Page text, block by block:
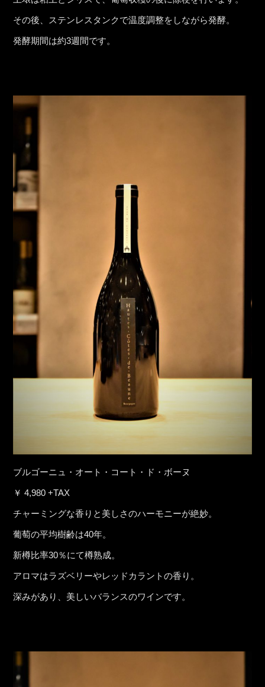
その後、ステンレスタンクで温度調整をしながら発酵。
発酵期間は約3週間です。
ブルゴーニュ・オート・コート・ド・ボーヌ
￥ 4,980 +TAX
チャーミングな香りと美しさのハーモニーが絶妙。
葡萄の平均樹齢は40年。
新樽比率30％にて樽熟成。
アロマはラズベリーやレッドカラントの香り。
深みがあり、美しいバランスのワインです。